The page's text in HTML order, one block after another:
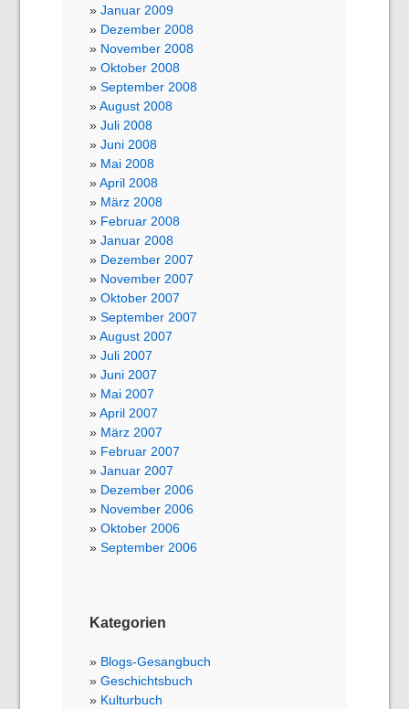
Januar 2009
Dezember 2008
November 2008
Oktober 2008
September 2008
August 2008
Juli 2008
Juni 2008
Mai 2008
April 2008
März 2008
Februar 2008
Januar 2008
Dezember 2007
November 2007
Oktober 2007
September 2007
August 2007
Juli 2007
Juni 2007
Mai 2007
April 2007
März 2007
Februar 2007
Januar 2007
Dezember 2006
November 2006
Oktober 2006
September 2006
Kategorien
Blogs-Gesangbuch
Geschichtsbuch
Kulturbuch